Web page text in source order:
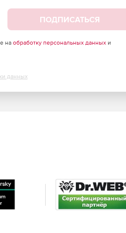
ПОДПИСАТЬСЯ
на обработку персональных данныхи
данных